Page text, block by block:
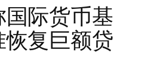
际货币基
复巨额贷